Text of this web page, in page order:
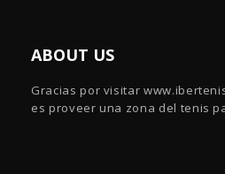
ABOUT US
Gracias por visitar
es proveer una zona del tenis